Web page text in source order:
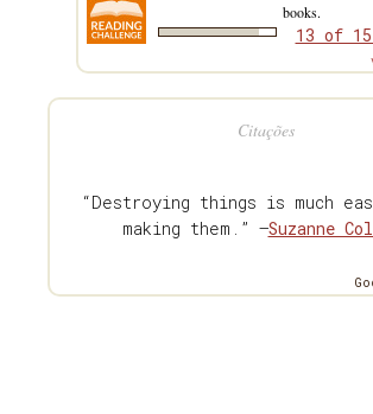
books.
13 of
Citações
“Destroying things is much
making them.” —Suzanne